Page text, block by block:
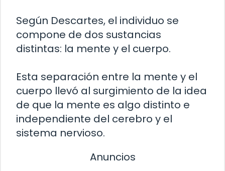
Según Descartes, el individuo se
compone de dos sustancias
distintas: la mente y el cuerpo.
Esta separación entre la mente y el
cuerpo llevó al surgimiento de la idea
de que la mente es algo distinto e
independiente del cerebro y el
sistema nervioso.
Anuncios